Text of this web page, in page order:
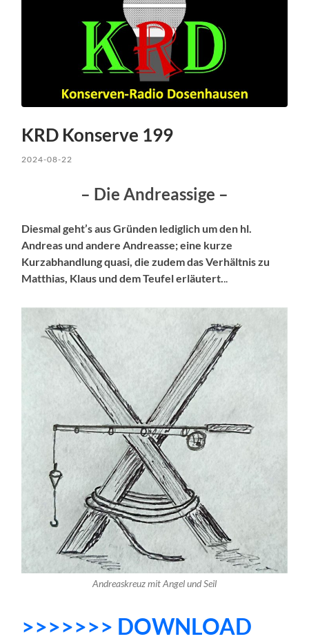
KRD Konserve 199
2024-08-22
– Die Andreassige –
Diesmal geht’s aus Gründen lediglich um den hl.
Andreas und andere Andreasse; eine kurze
Kurzabhandlung quasi, die zudem das Verhältnis zu
Matthias, Klaus und dem Teufel erläutert...
Andreaskreuz mit Angel und Seil
>>>>>>> DOWNLOAD